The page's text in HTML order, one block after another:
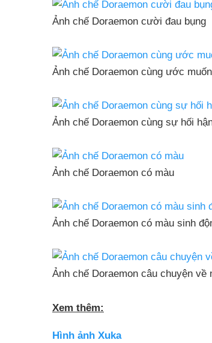
Ảnh chế Doraemon cười đau bụng
Ảnh chế Doraemon cùng ước
Ảnh chế Doraemon cùng sự hối
Ảnh chế Doraemon có màu
Ảnh chế Doraemon có màu sinh
Ảnh chế Doraemon câu chuyện về
Xem thêm:
Hình ảnh Xuka